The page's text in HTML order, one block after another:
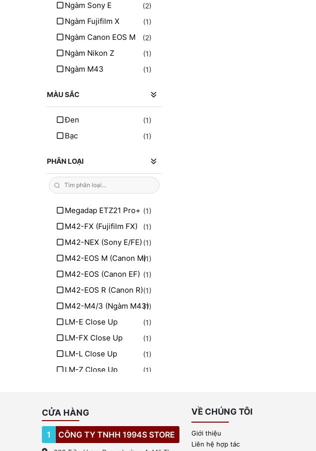
Ngàm Sony E (2)
Ngàm Fujifilm X (1)
Ngàm Canon EOS M (2)
Ngàm Nikon Z (1)
Ngàm M43 (1)
MÀU SẮC
Đen (1)
Bạc (1)
PHÂN LOẠI
Megadap ETZ21 Pro+ (1)
M42-FX (Fujifilm FX) (1)
M42-NEX (Sony E/FE) (1)
M42-EOS M (Canon M)(1)
M42-EOS (Canon EF) (1)
M42-EOS R (Canon R)(1)
M42-M4/3 (Ngàm M43)
(1)
LM-E Close Up (1)
LM-FX Close Up (1)
LM-L Close Up (1)
LM-Z Close Up (1)
CỬA HÀNG
1 CÔNG TY TNHH 1994S STORE
VỀ CHÚNG TÔI
Giới thiệu
Liên hệ hợp tác